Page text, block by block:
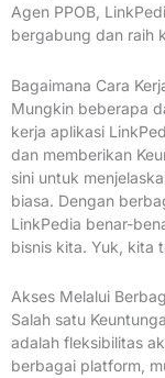
Agen PPOB,
bergabung dan raih
Bagaimana Cara
Mungkin beberapa
kerja aplikasi
dan memberikan
sini untuk
biasa. Dengan
LinkPedia benar-
bisnis kita. Yuk, kita
Akses Melalui
Salah satu
adalah fleksibilitas
berbagai platform,